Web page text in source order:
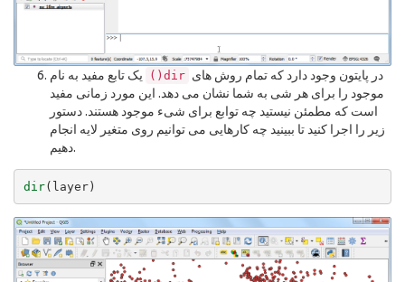
()dir
موجود را برای هر شی به شما نشان می دهد. این مورد زمانی مفید
است که مطمئن نیستید چه توابع برای شیء موجود هستند. دستور
زیر را اجرا کنید تا ببینید چه کارهایی می توانیم روی متغیر لایه انجام
دهیم.
dir( layer)